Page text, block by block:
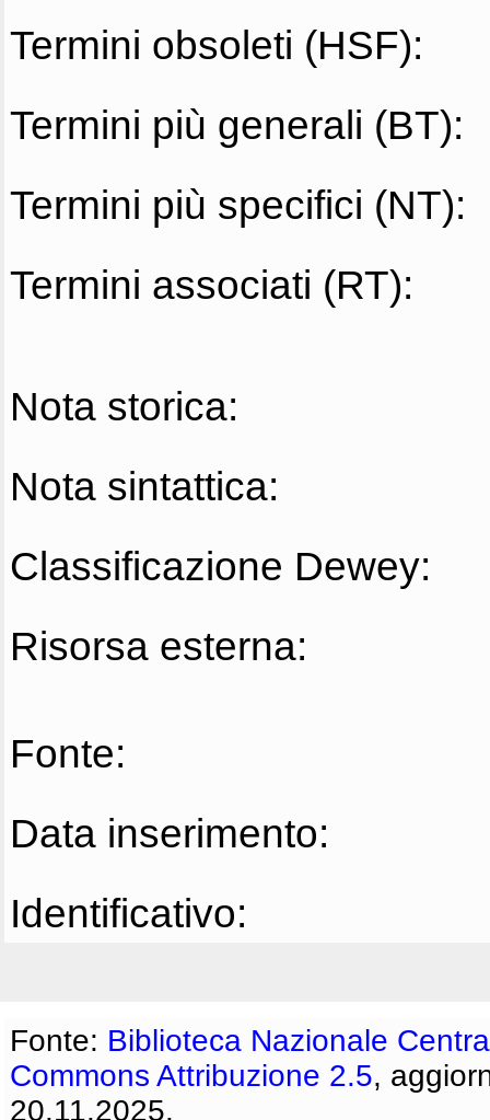
Termini obsoleti (HSF):
Termini più generali (BT):
Termini più specifici (NT):
Termini associati (RT):
Nota storica:
Nota sintattica:
Classificazione Dewey:
Risorsa esterna:
Fonte:
Data inserimento:
Identificativo:
Fonte: Biblioteca Nazionale
Commons Attribuzione 2.5,
20.11.2025.